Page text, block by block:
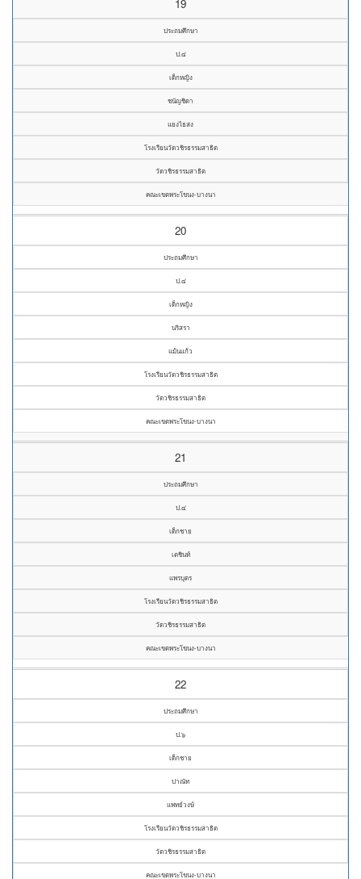
19
ประถมศึกษา
ป.๔
เด็กหญิง
ชนัญชิดา
แยงไธสง
โรงเรียนวัดวชิรธรรมสาธิต
วัดวชิรธรรมสาธิต
คณะเขตพระโขนง-บางนา
20
ประถมศึกษา
ป.๔
เด็กหญิง
นริสรา
แม้นแก้ว
โรงเรียนวัดวชิรธรรมสาธิต
วัดวชิรธรรมสาธิต
คณะเขตพระโขนง-บางนา
21
ประถมศึกษา
ป.๔
เด็กชาย
เตชินท์
แพรบุตร
โรงเรียนวัดวชิรธรรมสาธิต
วัดวชิรธรรมสาธิต
คณะเขตพระโขนง-บางนา
22
ประถมศึกษา
ป.๖
เด็กชาย
ปาณัท
แพทย์วงษ์
โรงเรียนวัดวชิรธรรมสาธิต
วัดวชิรธรรมสาธิต
คณะเขตพระโขนง-บางนา